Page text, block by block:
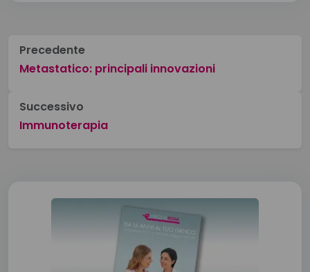
Precedente
Metastatico: principali innovazioni
Successivo
Immunoterapia